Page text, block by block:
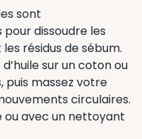
sont
dissoudre les
résidus de sébum.
sur un coton ou
puis massez votre
circulaires.
ou avec un nettoyant